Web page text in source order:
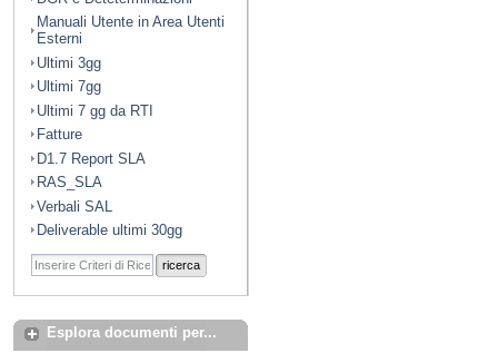
Manuali Utente in Area Utenti
Esterni
Ultimi 3gg
Ultimi 7gg
Ultimi 7 gg da RTI
Fatture
D1.7 Report SLA
RAS_SLA
Verbali SAL
Deliverable ultimi 30gg
ricerca
Esplora documenti per...